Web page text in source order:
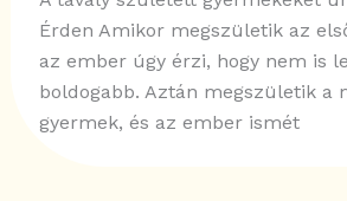
Érden Amikor megszületik az
az ember úgy érzi, hogy nem is
boldogabb. Aztán megszületik a
gyermek, és az ember ismét